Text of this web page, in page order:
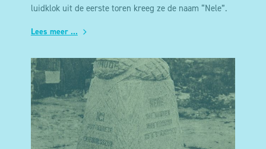
luidklok uit de eerste toren kreeg ze de naam “Nele”.
gieten, het ophangen en het in werking stellen van de
gefinancierd door enkele oud-A.K.V.S-ers.
Lees meer ...